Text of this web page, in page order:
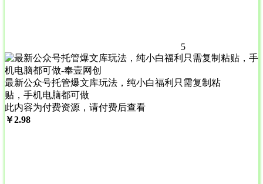
5
最新公众号托管爆文库玩法，纯小白福利只需复制粘
贴，手机电脑都可做
此内容为付费资源，请付费后查看
￥2.98